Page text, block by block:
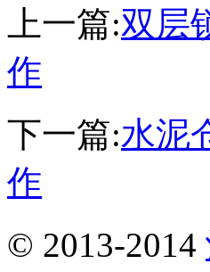
上一篇:双层
作
下一篇:水泥
作
© 2013-2014